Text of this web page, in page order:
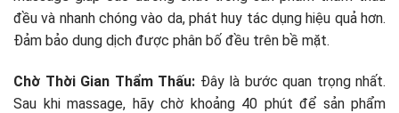
đều và nhanh chóng vào da, phát huy tác dụng hiệu quả hơn.
Đảm bảo dung dịch được phân bố đều trên bề mặt.
Chờ Thời Gian Thẩm Thấu: Đây là bước quan trọng nhất.
Sau khi massage, hãy chờ khoảng 40 phút để sản phẩm